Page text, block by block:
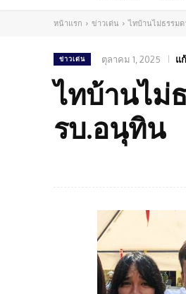
หน้าแรก ข่าวเด่น ไทบ้านไม่ธรรมด
ข่าวเด่น ตุลาคม 1, 2025 แ
ไทบ้านไม่
รบ.อนุทิน